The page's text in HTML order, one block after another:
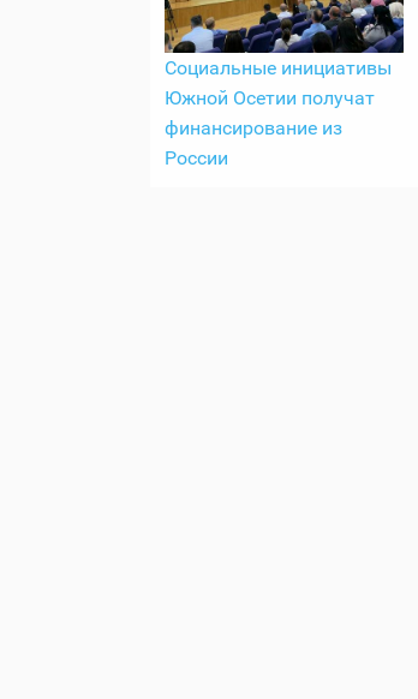
Социальные инициативы
Южной Осетии получат
финансирование из
России